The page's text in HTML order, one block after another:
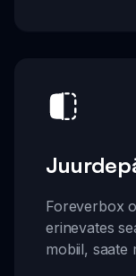
Foreverbox
erinevates
mobiil, saate